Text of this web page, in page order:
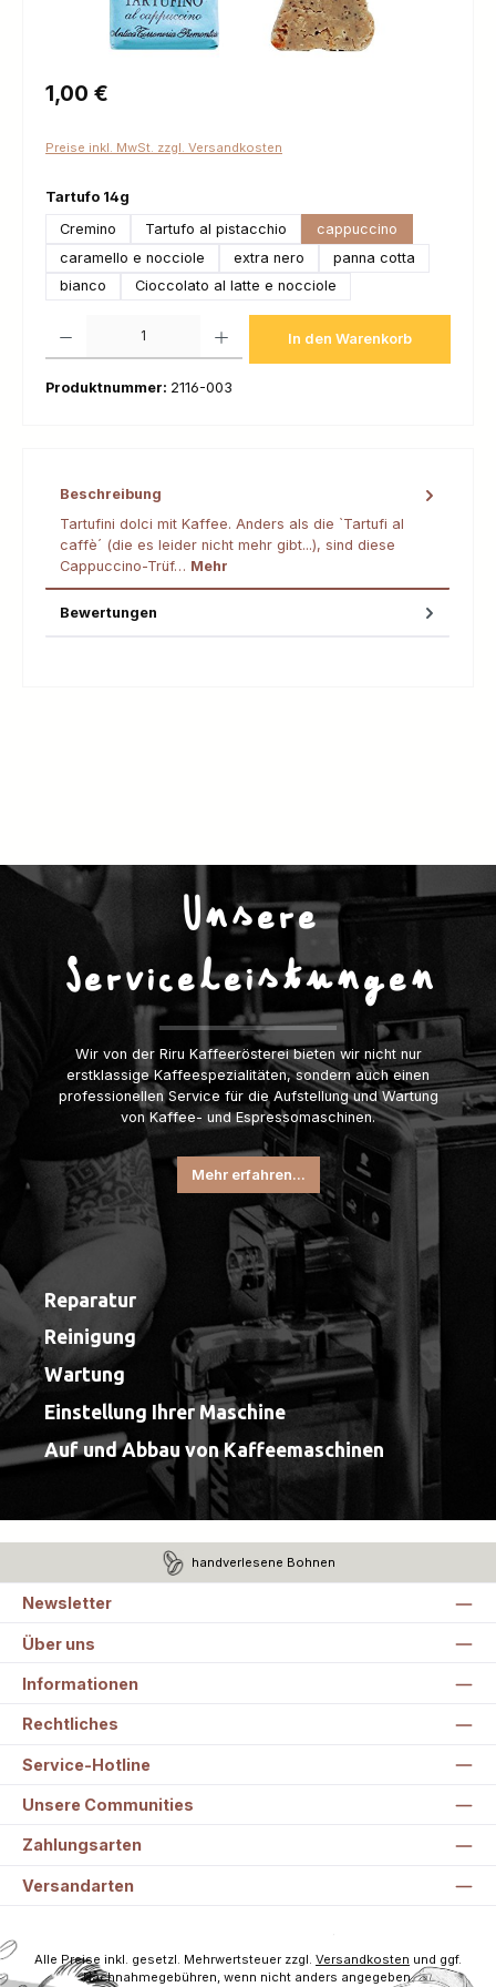
Regulärer Preis:
1,00 €
Preise inkl. MwSt. zzgl. Versandkosten
Tartufo 14g
Cremino
Tartufo al pistacchio
cappuccino
caramello e nocciole
extra nero
panna cotta
bianco
Cioccolato al latte e nocciole
In den Warenkorb
Produktnummer: 2116-003
Beschreibung
Tartufini dolci mit Kaffee. Anders als die `Tartufi al
caffè´ (die es leider nicht mehr gibt...), sind diese
Cappuccino-Trüf… Mehr
Bewertungen
Unsere
Serviceleistungen
Wir von der Riru Kaffeerösterei bieten wir nicht nur
erstklassige Kaffeespezialitäten, sondern auch einen
professionellen Service für die Aufstellung und Wartung
von Kaffee- und Espressomaschinen.
Mehr erfahren...
Reparatur
Reinigung
Wartung
Einstellung Ihrer Maschine
Auf und Abbau von Kaffeemaschinen
handverlesene Bohnen
Newsletter
Über uns
Informationen
Rechtliches
Service-Hotline
Unsere Communities
Zahlungsarten
Versandarten
Alle Preise inkl. gesetzl. Mehrwertsteuer zzgl. Versandkosten und ggf.
Nachnahmegebühren, wenn nicht anders angegeben.